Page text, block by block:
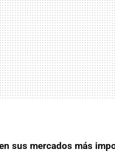
sus mercados más